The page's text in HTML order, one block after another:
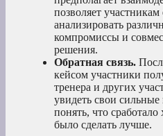
позволяет
анализировать
компромиссы и
решения.
Обратная связь.
кейсом участники
тренера и других
увидеть свои
понять, что
было сделать лучше.